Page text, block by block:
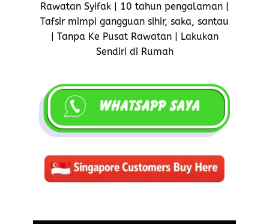
Rawatan Syifak | 10 tahun pengalaman |
Tafsir mimpi gangguan sihir, saka, santau
| Tanpa Ke Pusat Rawatan | Lakukan
Sendiri di Rumah